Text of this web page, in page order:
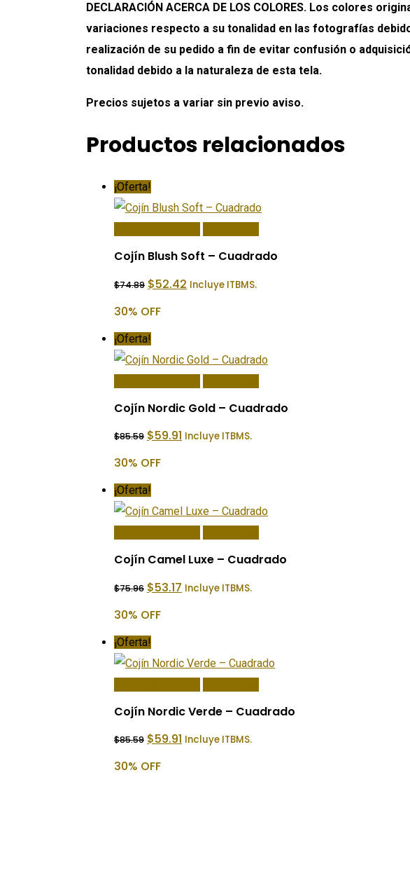
DECLARACIÓN ACERCA DE LOS COLORES. Los colores
variaciones respecto a su tonalidad en las fotografías
realización de su pedido a fin de evitar confusión o
tonalidad debido a la naturaleza de esta tela.
Precios sujetos a variar sin previo aviso.
Productos relacionados
¡Oferta!
Cojín Blush Soft – Cuadrado
$74.89 El
precio
era:
$52.42 El
precio
Incluye ITBMS.
30% OFF
¡Oferta!
Cojín Nordic Gold – Cuadrado
$85.59 El
precio
era:
$59.91 El
precio
Incluye ITBMS.
30% OFF
¡Oferta!
Cojín Camel Luxe – Cuadrado
$75.96 El
precio
era:
$53.17 El
precio
Incluye ITBMS.
30% OFF
¡Oferta!
Cojín Nordic Verde – Cuadrado
$85.59 El
precio
era:
$59.91 El
precio
Incluye ITBMS.
30% OFF